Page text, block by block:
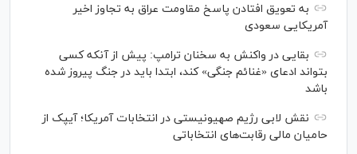
به تعویق افتادن پاسخ مقاومت عراق به تجاوز اخیر
آمریکایی سعودی
بقایی در واکنش به سخنان ترامپ: پیش از آنکه کسی
بتواند ادعای «غنائم جنگی» کند، ابتدا باید در جنگ پیروز شده
باشد
نقش لابی رژیم صهیونیستی در انتخابات آمریکا؛ آیپک از
حامیان مالی رقابت‌های انتخاباتی